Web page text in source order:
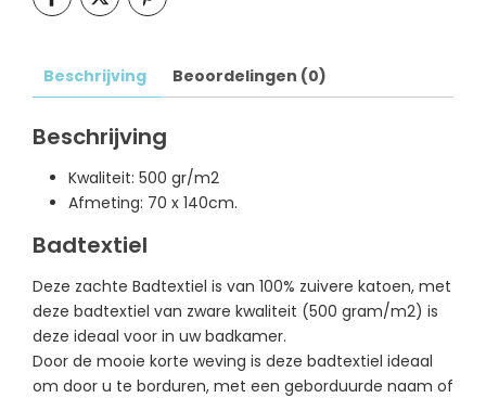
Beschrijving Beoordelingen (0)
Beschrijving
Kwaliteit: 500 gr/m2
Afmeting: 70 x 140cm.
Badtextiel
Deze zachte Badtextiel is van 100% zuivere katoen, met
deze badtextiel van zware kwaliteit (500 gram/m2) is
deze ideaal voor in uw badkamer.
Door de mooie korte weving is deze badtextiel ideaal
om door u te borduren, met een geborduurde naam of